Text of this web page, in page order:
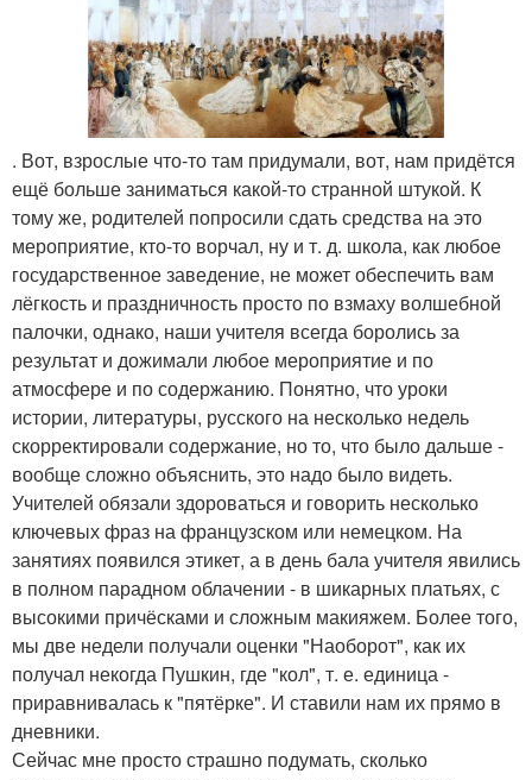
. Вот, взрослые что-то там придумали, вот, нам придётся
ещё больше заниматься какой-то странной штукой. К
тому же, родителей попросили сдать средства на это
мероприятие, кто-то ворчал, ну и т. д. школа, как любое
государственное заведение, не может обеспечить вам
лёгкость и праздничность просто по взмаху волшебной
палочки, однако, наши учителя всегда боролись за
результат и дожимали любое мероприятие и по
атмосфере и по содержанию. Понятно, что уроки
истории, литературы, русского на несколько недель
скорректировали содержание, но то, что было дальше -
вообще сложно объяснить, это надо было видеть.
Учителей обязали здороваться и говорить несколько
ключевых фраз на французском или немецком. На
занятиях появился этикет, а в день бала учителя явились
в полном парадном облачении - в шикарных платьях, с
высокими причёсками и сложным макияжем. Более того,
мы две недели получали оценки "Наоборот", как их
получал некогда Пушкин, где "кол", т. е. единица -
приравнивалась к "пятёрке". И ставили нам их прямо в
дневники.
Сейчас мне просто страшно подумать, сколько